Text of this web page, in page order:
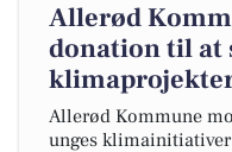
Allerød
donation til at
Allerød Kommune
unges klimainitiativer